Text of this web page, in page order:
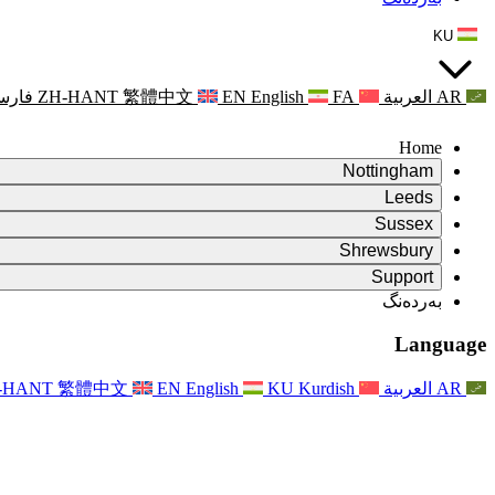
KU
AR العربية ZH-HANT 繁體中文 EN English FA
Home
Nottingham
Review
کورسی پێداچوونەوە
تیمی پێداچوونەوەی سەربەخۆ
مەرجەکانی سەرچاوە
Rapora Dawî ya Nirxandina Serbixwe
Pirsên Pir tên Pirsîn
بەردەنگ
For Families
Pêvajoya Nirxandina Malbatê
دوایین نوێکردنەوەکان
Nûçename
Leeds
Review
کورسی پێداچوونەوە
تیمی پێداچوونەوەی سەربەخۆ
Mercên Referansê
بەردەنگ
Piştgiriya Derûnî ji bo Malbatan
ڕووداوەکان
For Staff
Sussex
Review
کورسی پێداچوونەوە
تیمی پێداچوونەوەی سەربەخۆ
مەرجەکانی سەرچاوە
For Families
نوێکردنەوە بۆ خێزانەکان
Shrewsbury
Review
مەرجەکانی پێداچوونەوەی دایکایەتی
ڕاگەیاندن
Reports
Rapora dawî ya Nirxandina Serbixwe
Rapora Yekem a Nirxandina Serbixwe
For Families
Support
Leeds
Nottingham
خزمەتگوزاری پاڵپشتی دەروونی خێزان
Piştgiriya Krîza Tenduristiya Derûnî
Xizmetên Herêmî yên Nottinghamê
بەردەنگ
Language
AR العربية HANT 繁體中文 EN English KU Kurdish